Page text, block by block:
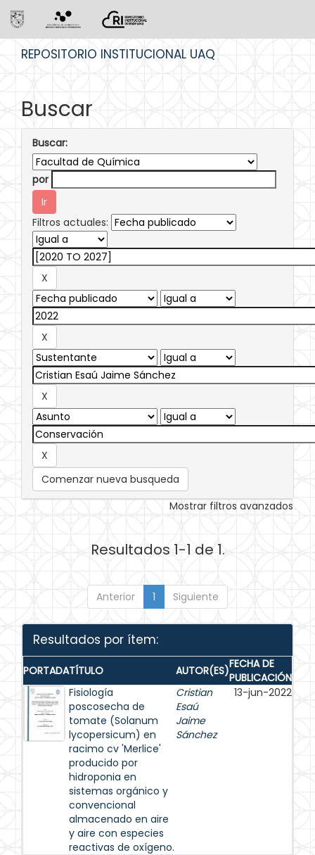
REPOSITORIO INSTITUCIONAL UAQ
Buscar
Buscar:
por
Filtros actuales:
Comenzar nueva busqueda
Mostrar filtros avanzados
Resultados 1-1 de 1.
Anterior 1 Siguiente
Resultados por ítem:
PORTADATÍTULO AUTOR(ES)FECHA DE
PUBLICACIÓN
Fisiología
poscosecha de
tomate (Solanum
lycopersicum) en
racimo cv 'Merlice'
producido por
hidroponia en
sistemas orgánico y
convencional
almacenado en aire
y aire con especies
reactivas de oxígeno.
Cristian
Esaú
Jaime
Sánchez
13-jun-2022